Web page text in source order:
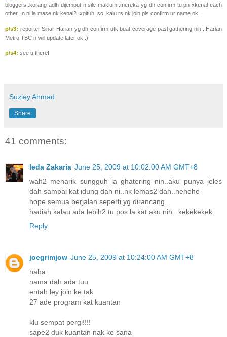
bloggers..korang adlh dijemput n sile maklum..mereka yg dh confirm tu pn xkenal each
other...n ni la mase nk kenal2..xgituh..so..kalu rs nk join pls confirm ur name ok...
p/s3: reporter Sinar Harian yg dh confirm utk buat coverage pasl gathering nih...Harian
Metro TBC n will update later ok :)
p/s4: see u there!
Suziey Ahmad
Share
41 comments:
Ieda Zakaria June 25, 2009 at 10:02:00 AM GMT+8
wah2 menarik sungguh la ghatering nih..aku punya jeles
dah sampai kat idung dah ni..nk lemas2 dah..hehehe
hope semua berjalan seperti yg dirancang...
hadiah kalau ada lebih2 tu pos la kat aku nih...kekekekek
Reply
joegrimjow June 25, 2009 at 10:24:00 AM GMT+8
haha
nama dah ada tuu
entah ley join ke tak
27 ade program kat kuantan
klu sempat pergi!!!!
sape2 duk kuantan nak ke sana